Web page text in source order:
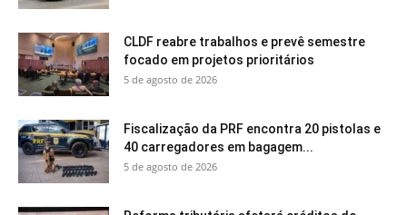
CLDF reabre trabalhos e prevê semestre
focado em projetos prioritários
5 de agosto de 2026
Fiscalização da PRF encontra 20 pistolas e
40 carregadores em bagagem...
5 de agosto de 2026